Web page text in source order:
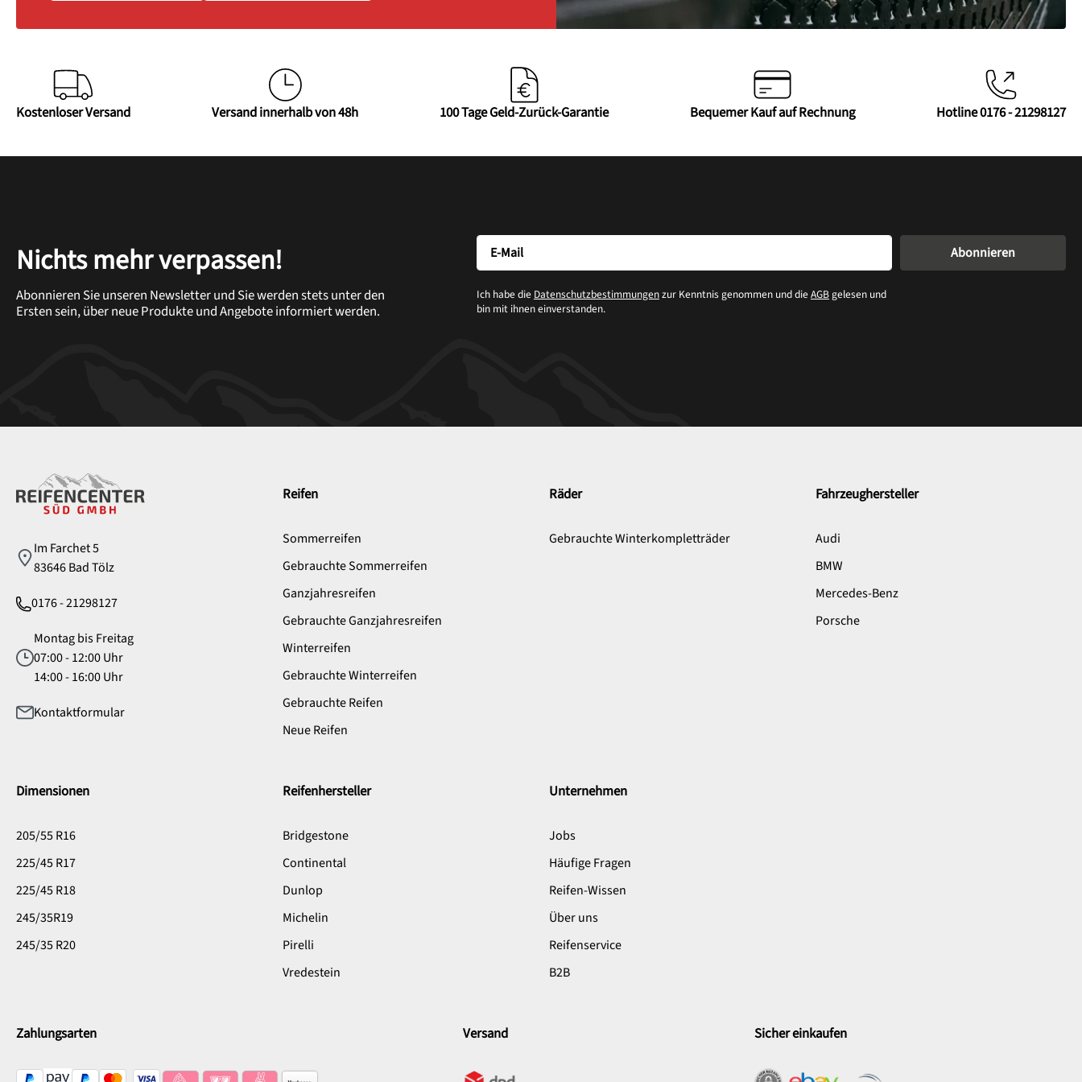
Kostenloser Versand Versand innerhalb von 48h 100 Tage Geld-Zurück-Garantie Bequemer Kauf auf Rechnung Hotline 0176 - 21298127
Nichts mehr verpassen!
Abonnieren Sie unseren Newsletter und Sie werden stets unter den
Ersten sein, über neue Produkte und Angebote informiert werden.
Ich habe die Datenschutzbestimmungenzur Kenntnis genommen und dieAGBgelesen und
bin mit ihnen einverstanden.
Abonnieren
Im Farchet 5
83646 Bad Tölz
0176 - 21298127
Montag bis Freitag
07:00 - 12:00 Uhr
14:00 - 16:00 Uhr
Kontaktformular
Reifen
Sommerreifen
Gebrauchte Sommerreifen
Ganzjahresreifen
Gebrauchte Ganzjahresreifen
Winterreifen
Gebrauchte Winterreifen
Gebrauchte Reifen
Neue Reifen
Räder
Gebrauchte Winterkompletträder
Fahrzeughersteller
Audi
BMW
Mercedes-Benz
Porsche
Dimensionen
205/55 R16
225/45 R17
225/45 R18
245/35R19
245/35 R20
Reifenhersteller
Bridgestone
Continental
Dunlop
Michelin
Pirelli
Vredestein
Unternehmen
Jobs
Häufige Fragen
Reifen-Wissen
Über uns
Reifenservice
B2B
Zahlungsarten Versand Sicher einkaufen